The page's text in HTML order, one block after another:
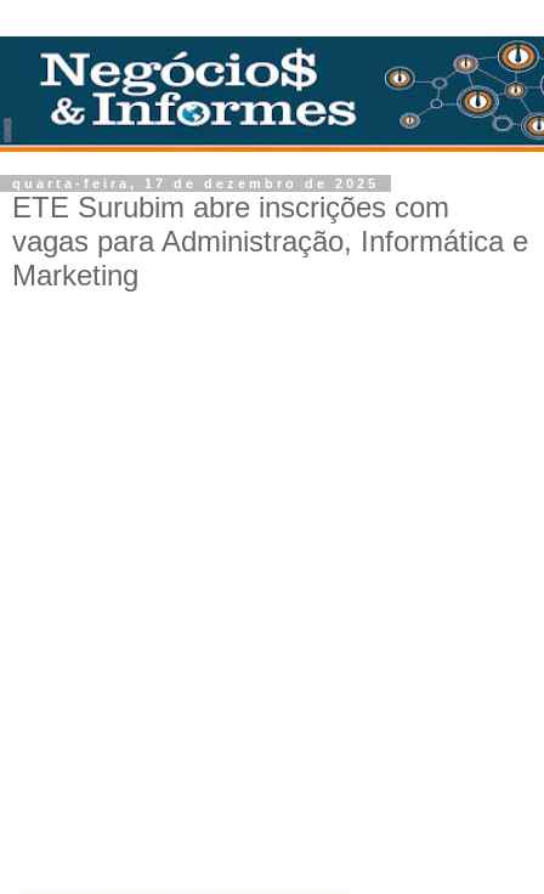
quarta-feira, 17 de dezembro de 2025
ETE Surubim abre inscrições com
vagas para Administração, Informática e
Marketing